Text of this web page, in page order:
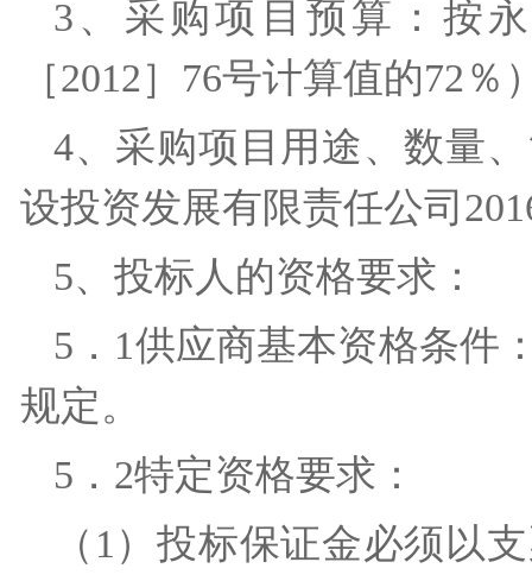
3、采购项目预算：按
［2012］76号计算值的72
4、采购项目用途、数量
设投资发展有限责任公司
5、投标人的资格要求：
5．1供应商基本资格条件
规定。
5．2特定资格要求：
（1）投标保证金必须以